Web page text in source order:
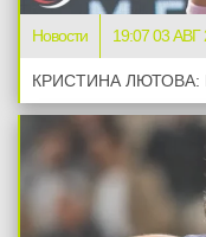
Новости 19:07 03 АВГ
КРИСТИНА